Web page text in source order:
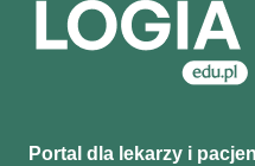
Portal dla lekarzy i